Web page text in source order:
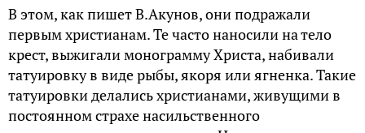
В этом, как пишет В.Акунов, они подражали
первым христианам. Те часто наносили на тело
крест, выжигали монограмму Христа, набивали
татуировку в виде рыбы, якоря или ягненка. Такие
татуировки делались христианами, живущими в
постоянном страхе насильственного